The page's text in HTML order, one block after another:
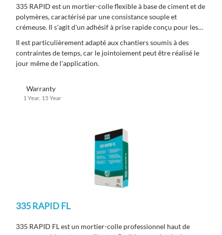
335 RAPID est un mortier-colle flexible à base de ciment et de
polymères, caractérisé par une consistance souple et
crémeuse. Il s'agit d'un adhésif à prise rapide conçu pour les
épaisseurs jusqu'à 15 mm.
Il est particulièrement adapté aux chantiers soumis à des
contraintes de temps, car le jointoiement peut être réalisé le
jour même de l'application.
Warranty
1 Year, 15 Year
335 RAPID FL
335 RAPID FL est un mortier-colle professionnel haut de